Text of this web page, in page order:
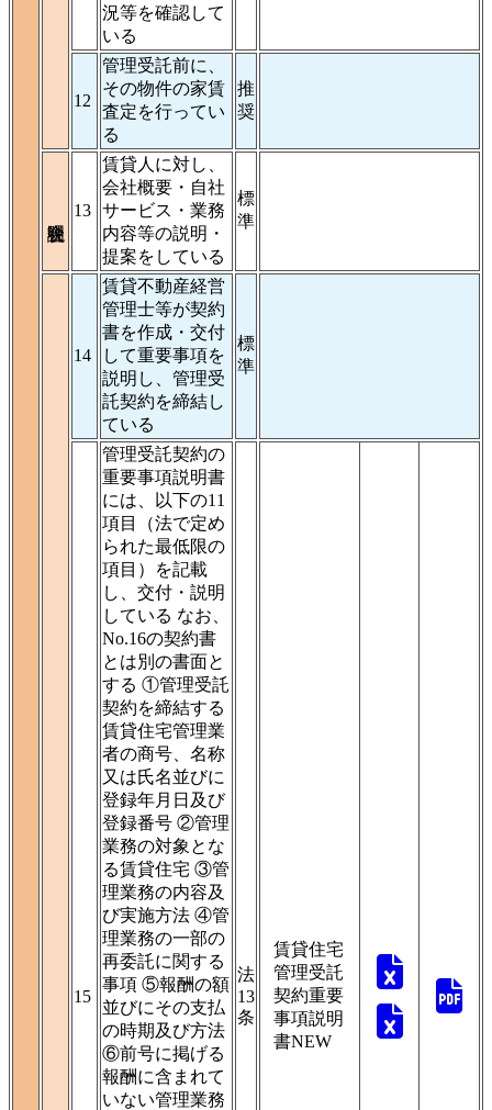
況等を確認して
いる
12
管理受託前に、
その物件の家賃
査定を行ってい
る
推
奨
13
賃貸人に対し、
会社概要・自社
サービス・業務
内容等の説明・
提案をしている
標
準
14
賃貸不動産経営
管理士等が契約
書を作成・交付
して重要事項を
説明し、管理受
託契約を締結し
ている
標
準
15
管理受託契約の
重要事項説明書
には、以下の11
項目（法で定め
られた最低限の
項目）を記載
し、交付・説明
している なお、
No.16の契約書
とは別の書面と
する ①管理受託
契約を締結する
賃貸住宅管理業
者の商号、名称
又は氏名並びに
登録年月日及び
登録番号 ②管理
業務の対象とな
る賃貸住宅 ③管
理業務の内容及
び実施方法 ④管
理業務の一部の
再委託に関する
事項 ⑤報酬の額
並びにその支払
の時期及び方法
⑥前号に掲げる
報酬に含まれて
いない管理業務
法
13
条
賃貸住宅
管理受託
契約重要
事項説明
書NEW